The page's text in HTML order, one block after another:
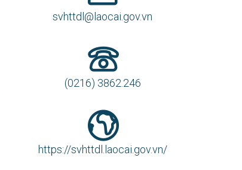
svhttdl@laocai.gov.vn
(0216) 3862.246
https://svhttdl.laocai.gov.vn/